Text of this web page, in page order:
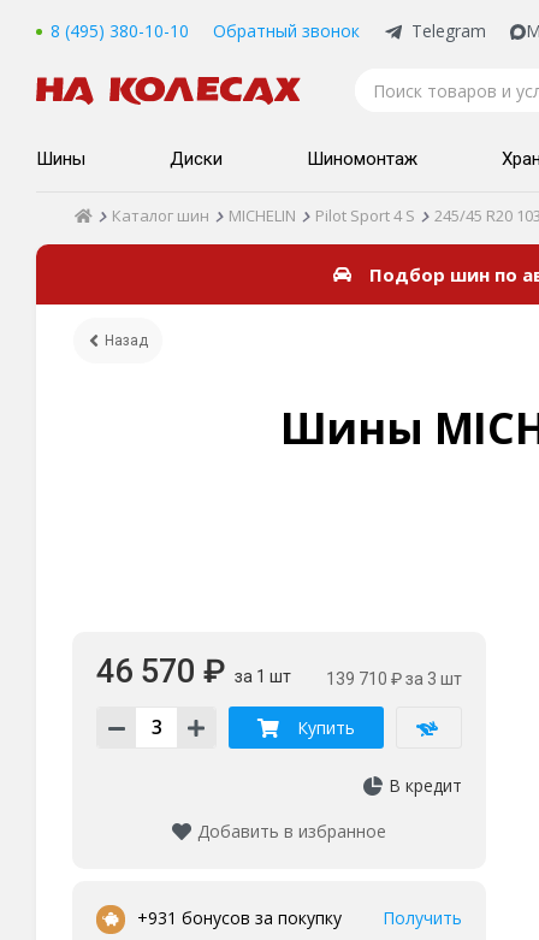
8 (495) 380-10-10 Обратный звонок Telegram
Шины Диски Шиномонтаж
Каталог шин MICHELIN Pilot Sport 4 S 245/45 R20
Подбор шин по
Назад
Шины
46 570 ₽ за 1 шт 139 710 ₽за 3 шт
Купить
В кредит
Добавить в избранное
•
+931 бонусов за покупку
Получить